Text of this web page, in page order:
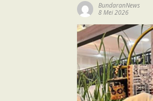
BundaranNews
8 Mei 2026